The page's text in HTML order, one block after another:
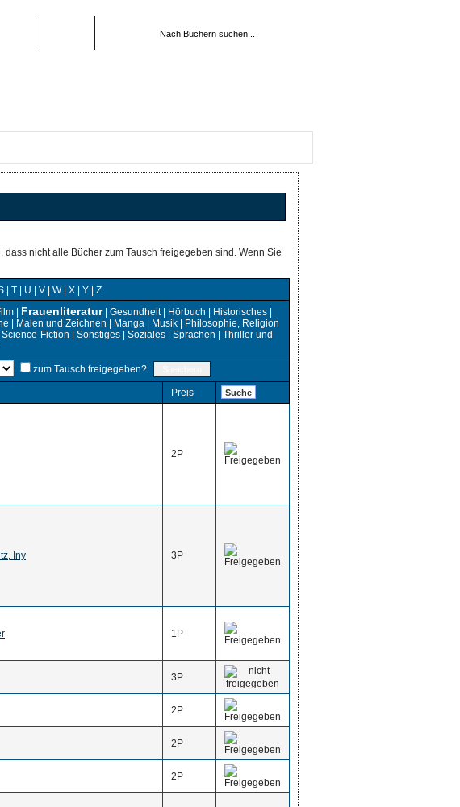
nicht alle Bücher zum Tausch freigegeben sind. Wenn Sie
| T| U V| W| X| Y| Z
| Frauenliteratur| Gesundheit| Hörbuch Historisches|
Malen und Zeichnen Manga| Musik|
Philosophie, Religion
Science-Fiction Sonstiges| Soziales| Sprachen
Thriller und
zum Tausch freigegeben?
Preis Suche
2P
Iny 3P
1P
3P
2P
2P
2P